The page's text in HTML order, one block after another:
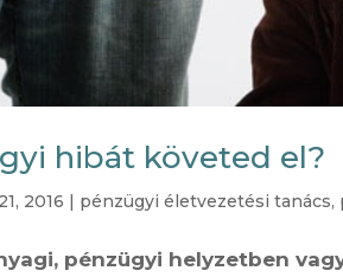
hibát követed el?
2016 | pénzügyi életvezetési tanács,
pénzügyi helyzetben